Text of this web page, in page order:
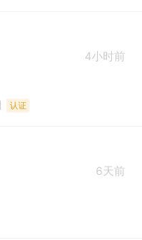
4小时前
认证
6天前